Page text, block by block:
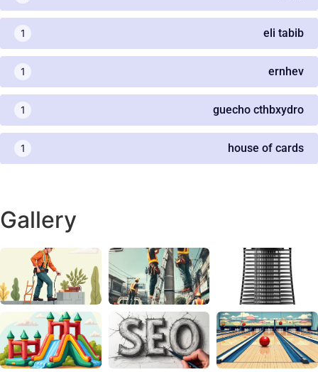
eli tabib
1
ernhev
1
guecho cthbxydro
1
house of cards
1
Gallery